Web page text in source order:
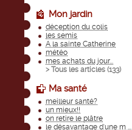
Mon jardin
déception du colis
les semis
A la sainte Catherine
météo
mes achats du jour...
> Tous les articles (133)
Ma santé
meilleur santé?
un mieux!!
on retire le plâtre
le désavantage d'une m ...